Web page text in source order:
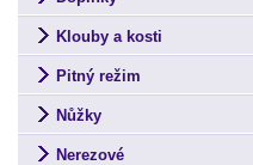
Klouby a kosti
Pitný režim
Nůžky
Nerezové